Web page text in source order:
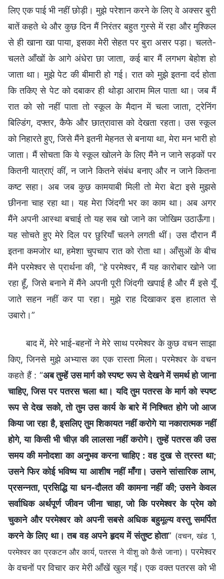
लिए एक पाई भी नहीं छोड़ी। मुझे परेशान करने के लिए वे अक्सर बुरी
बातें कहते थे और कुछ दिन मैं निरंतर बहुत गुस्से में रहा और मुश्किल
से ही खाना खा पाया, इसका मेरी सेहत पर बुरा असर पड़ा। चलते-
चलते आँखों के आगे अंधेरा छा जाता, कई बार मैं लगभग बेहोश हो
जाता था। मुझे पेट की बीमारी हो गई। रात को मुझे इतना दर्द होता
कि तकिए से पेट को दबाकर ही थोड़ा आराम मिल पाता था। जब मैं
रात को सो नहीं पाता तो स्कूल के मैदान में चला जाता, ट्रेनिंग
बिल्डिंग, दफ्तर, कैफे और छात्रावास को देखता रहता। उस स्कूल
को निहारते हुए, जिसे मैंने इतनी मेहनत से बनाया था, मेरा मन भारी हो
जाता। मैं सोचता कि ये स्कूल खोलने के लिए मैंने न जाने सड़कों पर
कितनी यात्राएं कीं, न जाने कितने संबंध बनाए और न जाने कितना
कष्ट सहा। अब जब कुछ कामयाबी मिली तो मेरा बेटा इसे मुझसे
छीनना चाह रहा था। यह मेरा जिंदगी भर का काम था। अब अगर
मैंने अपनी आस्था बचाई तो यह सब खो जाने का जोखिम उठाऊँगा।
यह सोचते हुए मेरे दिल पर छुरियाँ चलने लगती थीं। उस दौरान मैं
इतना कमजोर था, हमेशा चुपचाप रात को रोता था। आँसुओं के बीच
मैंने परमेश्वर से प्रार्थना की, “हे परमेश्वर, मैं यह कारोबार खोने जा
रहा हूँ, जिसे बनाने में मैंने अपनी पूरी जिंदगी खपाई है और मैं इसे यूँ
जाते सहन नहीं कर पा रहा। मुझे राह दिखाकर इस हालात से
उबारो।”
बाद में, मेरे भाई-बहनों ने मेरे साथ परमेश्वर के कुछ वचन साझा
किए, जिनसे मुझे अभ्यास का एक रास्ता मिला। परमेश्वर के वचन
कहते हैं : “अब तुम्हें उस मार्ग को स्पष्ट रूप से देखने में समर्थ हो जाना
चाहिए, जिस पर पतरस चला था। यदि तुम पतरस के मार्ग को स्पष्ट
रूप से देख सको, तो तुम उस कार्य के बारे में निश्चित होगे जो आज
किया जा रहा है, इसलिए तुम शिकायत नहीं करोगे या नकारात्मक नहीं
होगे, या किसी भी चीज़ की लालसा नहीं करोगे। तुम्हें पतरस की उस
समय की मनोदशा का अनुभव करना चाहिए : वह दुख से त्रस्त था;
उसने फिर कोई भविष्य या आशीष नहीं माँगा। उसने सांसारिक लाभ,
प्रसन्नता, प्रसिद्धि या धन-दौलत की कामना नहीं की; उसने केवल
सर्वाधिक अर्थपूर्ण जीवन जीना चाहा, जो कि परमेश्वर के प्रेम को
चुकाने और परमेश्वर को अपनी सबसे अधिक बहुमूल्य वस्तु समर्पित
करने के लिए था। तब वह अपने हृदय में संतुष्ट होता” (वचन, खंड 1,
परमेश्वर का प्रकटन और कार्य, पतरस ने यीशु को कैसे जाना) । परमेश्वर
के वचनों पर विचार कर मेरी आँखें खुल गईं। एक वक्त पतरस को भी